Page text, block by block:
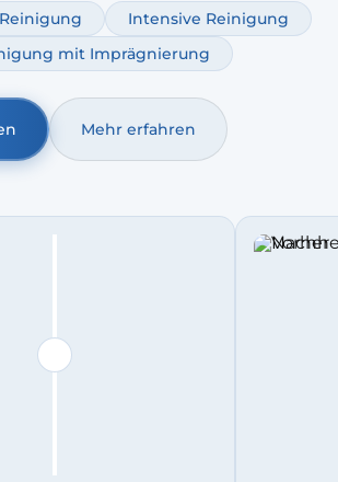
wir Autopolsterreinigung
Intensive Reinigung
mit Imprägnierung
Mehr erfahren